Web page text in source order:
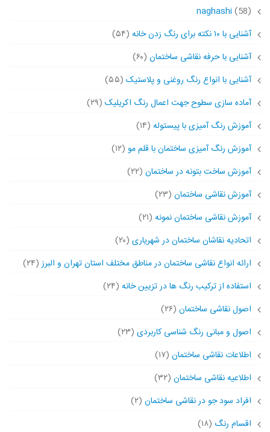
naghashi(58)
آشنایی با ۱۰ نکته برای رنگ زدن خانه
(۵۴)
آشنایی با حرفه نقاشی ساختمان (۶۰)
آشنایی با انواع رنگ روغنی و پلاستیک (۵۵)
آماده سازی سطوح جهت اعمال رنگ اکریلیک (۲۹)
آموزش رنگ آمیزی با پیستوله (۱۴)
آموزش رنگ آمیزی ساختمان با قلم مو (۱۲)
آموزش ساخت بتونه در ساختمان (۲۲)
آموزش نقاشی ساختمان (۲۳)
آموزش نقاشی ساختمان نمونه (۲۱)
اتحادیه نقاشان ساختمان در شهریاری (۲۰)
ارائه انواع نقاشی ساختمان در مناطق مختلف استان تهران و البرز (۲۴)
استفاده از ترکیب رنگ ها در تزیین خانه (۲۴)
اصول نقاشی ساختمان (۲۶)
اصول و مبانی رنگ شناسی کاربردی (۲۳)
اطلاعات نقاشی ساختمان (۱۷)
اطلاعیه نقاشی ساختمان (۳۲)
افراد سود جو در نقاشی ساختمان (۲)
اقسام رنگ (۱۸)